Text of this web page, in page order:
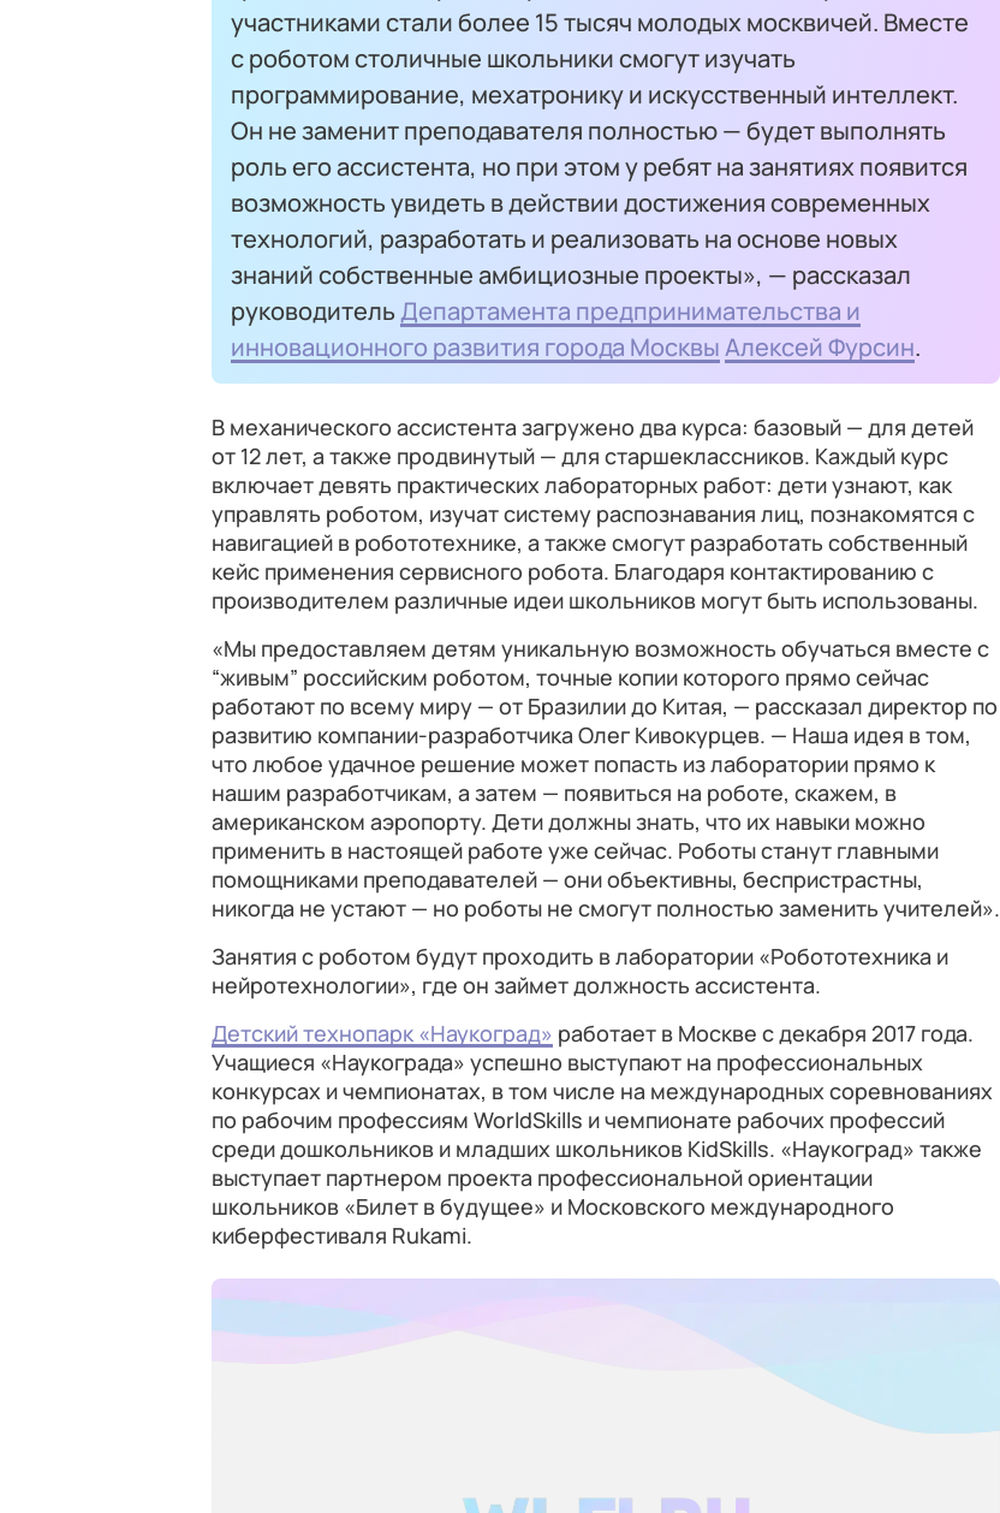
участниками стали более 15 тысяч молодых москвичей. Вместе
с роботом столичные школьники смогут изучать
программирование, мехатронику и искусственный интеллект.
Он не заменит преподавателя полностью — будет выполнять
роль его ассистента, но при этом у ребят на занятиях появится
возможность увидеть в действии достижения современных
технологий, разработать и реализовать на основе новых
знаний собственные амбициозные проекты», — рассказал
руководительДепартамента предпринимательства и
инновационного развития города МосквыАлексей Фурсин.
В механического ассистента загружено два курса: базовый — для детей
от 12 лет, а также продвинутый — для старшеклассников. Каждый курс
включает девять практических лабораторных работ: дети узнают, как
управлять роботом, изучат систему распознавания лиц, познакомятся с
навигацией в робототехнике, а также смогут разработать собственный
кейс применения сервисного робота. Благодаря контактированию с
производителем различные идеи школьников могут быть использованы.
«Мы предоставляем детям уникальную возможность обучаться вместе с
“живым” российским роботом, точные копии которого прямо сейчас
работают по всему миру — от Бразилии до Китая, — рассказал директор по
развитию компании-разработчика Олег Кивокурцев. — Наша идея в том,
что любое удачное решение может попасть из лаборатории прямо к
нашим разработчикам, а затем — появиться на роботе, скажем, в
американском аэропорту. Дети должны знать, что их навыки можно
применить в настоящей работе уже сейчас. Роботы станут главными
помощниками преподавателей — они объективны, беспристрастны,
никогда не устают — но роботы не смогут полностью заменить учителей».
Занятия с роботом будут проходить в лаборатории «Робототехника и
нейротехнологии», где он займет должность ассистента.
Детский технопарк «Наукоград» работает в Москве с декабря 2017 года.
Учащиеся «Наукограда» успешно выступают на профессиональных
конкурсах и чемпионатах, в том числе на международных соревнованиях
по рабочим профессиям WorldSkills и чемпионате рабочих профессий
среди дошкольников и младших школьников KidSkills. «Наукоград» также
выступает партнером проекта профессиональной ориентации
школьников «Билет в будущее» и Московского международного
киберфестиваля Rukami.